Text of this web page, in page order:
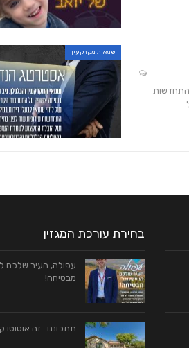
שמאות מקרקעין
התחדשות
בחירת עורכת המגזין
עפולה, העיר שלכם
מבטיחה!
תתכוננו.. זה אוטוטו